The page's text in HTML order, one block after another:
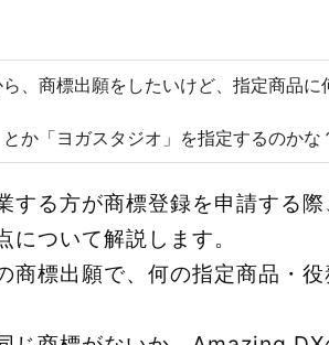
、商標出願をしたいけど、指定商品
とか「ヨガスタジオ」を指定するのかな
する方が商標登録を申請する
ついて解説します。
商標出願で、何の指定商品・